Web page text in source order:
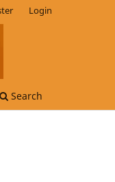
Search
Login